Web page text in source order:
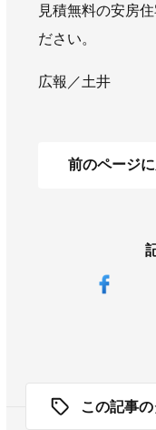
見積無料の安房
ださい。
広報／土井
前のページ
この記事